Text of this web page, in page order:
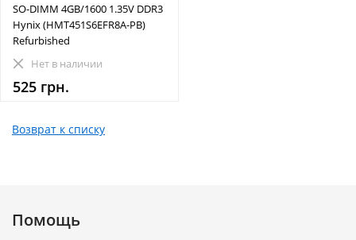
SO-DIMM 4GB/1600 1.35V DDR3
Hynix (HMT451S6EFR8A-PB)
Refurbished
Нет в наличии
525 грн.
Возврат к списку
Помощь